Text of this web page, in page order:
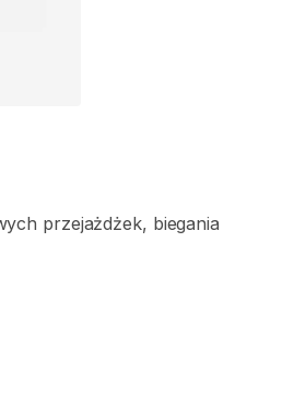
przejażdżek​​,​ biegania